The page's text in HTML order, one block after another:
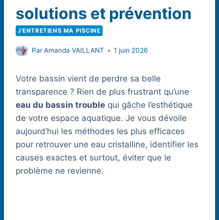
solutions et prévention
J'ENTRETIENS MA PISCINE
ParAmanda VAILLANT 1 juin 2026
Votre bassin vient de perdre sa belle
transparence ? Rien de plus frustrant qu’une
eau du bassin trouble qui gâche l’esthétique
de votre espace aquatique. Je vous dévoile
aujourd’hui les méthodes les plus efficaces
pour retrouver une eau cristalline, identifier les
causes exactes et surtout, éviter que le
problème ne revienne.